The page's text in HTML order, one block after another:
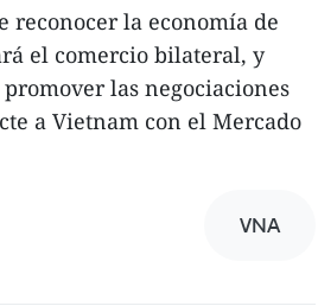
reconocer la economía de
el comercio bilateral, y
las negociaciones
a Vietnam con el Mercado
VNA